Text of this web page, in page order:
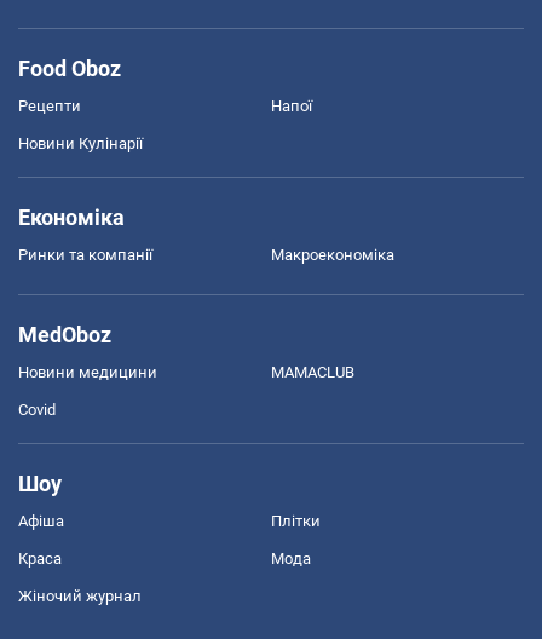
Food Oboz
Рецепти Напої
Новини Кулінарії
Економіка
Ринки та компанії Макроекономіка
MedOboz
Новини медицини MAMACLUB
Covid
Шоу
Афіша Плітки
Краса Мода
Жіночий журнал